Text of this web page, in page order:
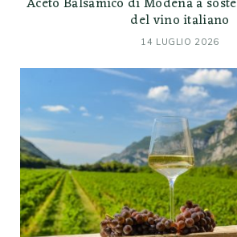
del vino italiano
14 LUGLIO 2026